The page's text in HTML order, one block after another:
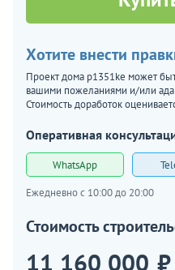
Хотите внести
Проект дома p1351ke может
вашими пожеланиями и/или
Стоимость доработок
Оперативная
WhatsApp
Ежедневно с 10:00 до 20:00
Стоимость
11 160 000 ₽